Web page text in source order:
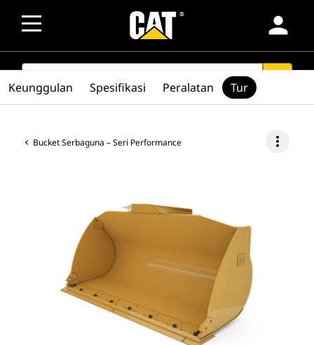
person
SEARCH
Bucket Serbaguna – Seri Performance more_vert
Keunggulan Spesifikasi Peralatan Tur